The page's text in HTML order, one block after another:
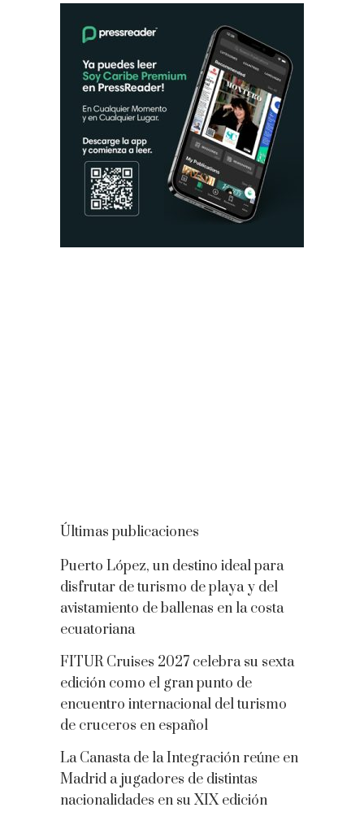
Últimas publicaciones
Puerto López, un destino ideal para
disfrutar de turismo de playa y del
avistamiento de ballenas en la costa
ecuatoriana
FITUR Cruises 2027 celebra su sexta
edición como el gran punto de
encuentro internacional del turismo
de cruceros en español
La Canasta de la Integración reúne en
Madrid a jugadores de distintas
nacionalidades en su XIX edición